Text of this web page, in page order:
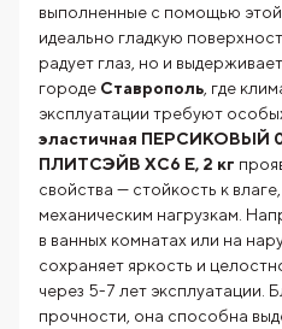
выполненные с помощью
идеально гладкую
радует глаз, но и
городе Ставрополь , где
эксплуатации требуют
эластичная
ПЛИТСЭЙВ XC6 Е, 2 кг
свойства — стойкость к
механическим нагрузкам.
в ванных комнатах или на
сохраняет яркость и
через 5-7 лет эксплуатации.
прочности, она способна